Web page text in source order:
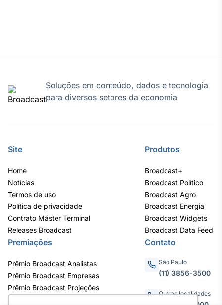
Soluções em conteúdo, dados e tecnologia
para diversos setores da economia
Site
Home
Notícias
Termos de uso
Política de privacidade
Contrato Máster Terminal
Releases Broadcast
Produtos
Broadcast+
Broadcast Político
Broadcast Agro
Broadcast Energia
Broadcast Widgets
Broadcast Data Feed
Premiações
Prêmio Broadcast Analistas
Prêmio Broadcast Empresas
Prêmio Broadcast Projeções
Contato
São Paulo
(11) 3856-3500
Outras localidades